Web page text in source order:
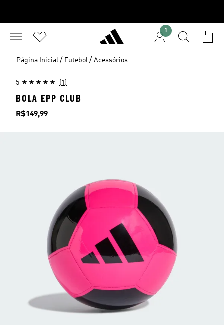
1
Página Inicial / Futebol / Acessórios
5 (1)
BOLA EPP CLUB
Preço
R$149,99